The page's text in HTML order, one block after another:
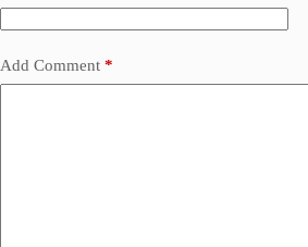
Add Comment *